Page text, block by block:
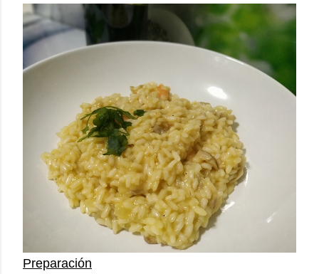
Preparación